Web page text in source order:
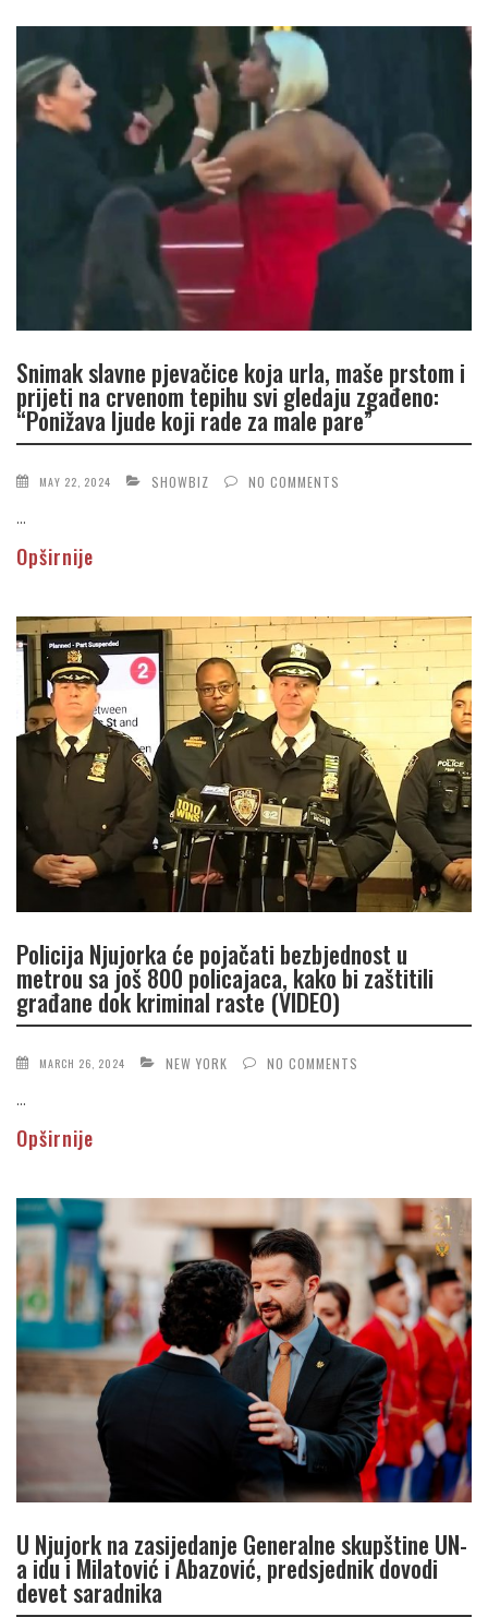
Snimak slavne pjevačice koja urla, maše prstom i
prijeti na crvenom tepihu svi gledaju zgađeno:
“Ponižava ljude koji rade za male pare”
MAY 22, 2024 SHOWBIZ NO COMMENTS
...
Opširnije
Policija Njujorka će pojačati bezbjednost u
metrou sa još 800 policajaca, kako bi zaštitili
građane dok kriminal raste (VIDEO)
MARCH 26, 2024 NEW YORK NO COMMENTS
...
Opširnije
U Njujork na zasijedanje Generalne skupštine UN-
a idu i Milatović i Abazović, predsjednik dovodi
devet saradnika